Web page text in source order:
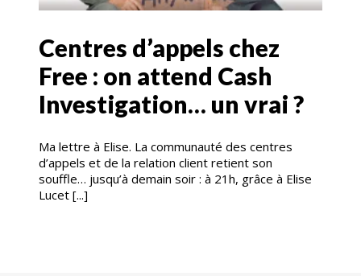
Centres d’appels chez
Free : on attend Cash
Investigation… un vrai ?
Ma lettre à Elise. La communauté des centres
d’appels et de la relation client retient son
souffle… jusqu’à demain soir : à 21h, grâce à Elise
Lucet [...]